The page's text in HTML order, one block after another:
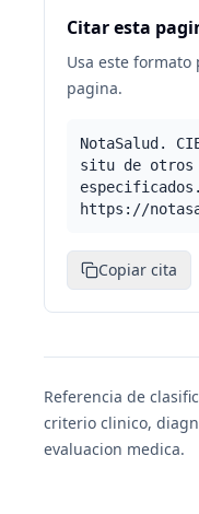
Citar esta
Usa este formato
pagina.
NotaSalud.
situ de
especificados.
https://
Copiar cita
Referencia de
criterio clinico,
evaluacion medica.